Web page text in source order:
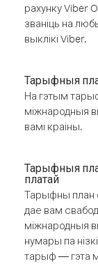
рахунку Viber
званіць на
выклікі Viber.
Тарыфныя
На гэтым
міжнародныя
вамі краіны.
Тарыфныя
платай
Тарыфны план
дае вам
міжнародныя
нумары па
тарыф — гэта